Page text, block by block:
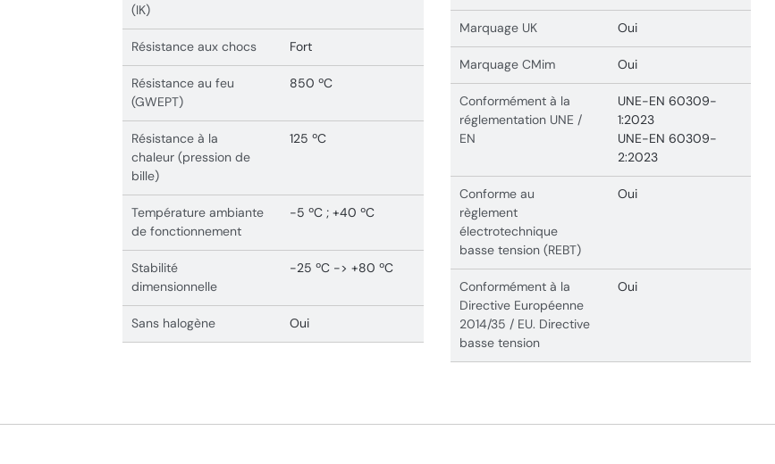
(IK)
Résistance aux chocs Fort
Résistance au feu
(GWEPT)
850 ºC
Résistance à la
chaleur (pression de
bille)
125 ºC
Température ambiante
de fonctionnement
-5 ºC ; +40 ºC
Stabilité
dimensionnelle
-25 ºC -> +80 ºC
Sans halogène Oui
Marquage UK Oui
Marquage CMim Oui
Conformément à la
réglementation UNE /
EN
UNE-EN 60309-
1:2023
UNE-EN 60309-
2:2023
Conforme au
règlement
électrotechnique
basse tension (REBT)
Oui
Conformément à la
Directive Européenne
2014/35 / EU. Directive
basse tension
Oui